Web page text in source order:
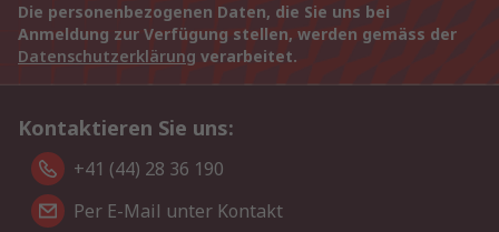
Die personenbezogenen Daten, die Sie uns bei
Anmeldung zur Verfügung stellen, werden gemäss der
Datenschutzerklärung verarbeitet.
Kontaktieren Sie uns:
+41 (44) 28 36 190
Per E-Mail unter Kontakt